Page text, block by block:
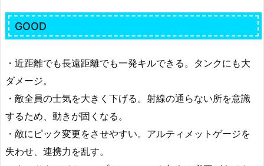
GOOD
・近距離でも長遠距離でも一発キルできる。タンクにも大
ダメージ。
・敵全員の士気を大きく下げる。射線の通らない所を意識
するため、動きが固くなる。
・敵にピック変更をさせやすい。アルティメットゲージを
失わせ、連携力を乱す。